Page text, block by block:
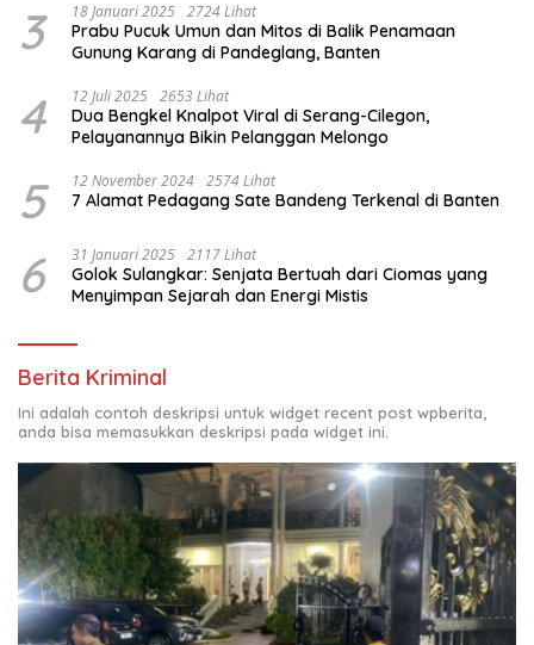
3 18 Januari 2025 2724 Lihat
Prabu Pucuk Umun dan Mitos di Balik Penamaan
Gunung Karang di Pandeglang, Banten
4 12 Juli 2025 2653 Lihat
Dua Bengkel Knalpot Viral di Serang-Cilegon,
Pelayanannya Bikin Pelanggan Melongo
5 12 November 2024 2574 Lihat
7 Alamat Pedagang Sate Bandeng Terkenal di Banten
6 31 Januari 2025 2117 Lihat
Golok Sulangkar: Senjata Bertuah dari Ciomas yang
Menyimpan Sejarah dan Energi Mistis
Berita Kriminal
Ini adalah contoh deskripsi untuk widget recent post wpberita,
anda bisa memasukkan deskripsi pada widget ini.